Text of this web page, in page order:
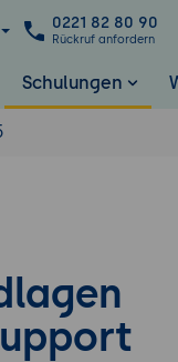
0221 82 80 90
Rückruf anfordern
Schulungen